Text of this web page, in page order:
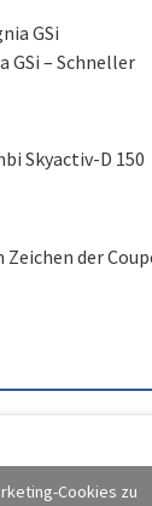
GSi – Schneller
Skyactiv-D 150
Zeichen der
Cookies zu